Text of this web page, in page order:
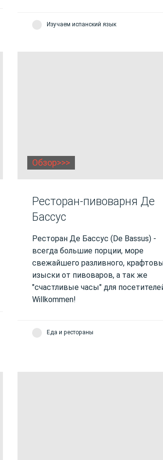
Изучаем испанский язык
Обзор>>>
Ресторан-пивоварня Де
Бассус
Ресторан Де Бассус (De Bassus) -
всегда большие порции, море
свежайшего разливного,
изыски от пивоваров, а так же
"счастливые часы" для
Willkommen!
Еда и рестораны